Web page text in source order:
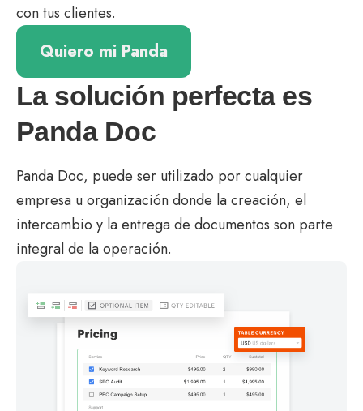
con tus clientes.
Quiero mi Panda
La solución perfecta es
Panda Doc
Panda Doc, puede ser utilizado por cualquier
empresa u organización donde la creación, el
intercambio y la entrega de documentos son parte
integral de la operación.